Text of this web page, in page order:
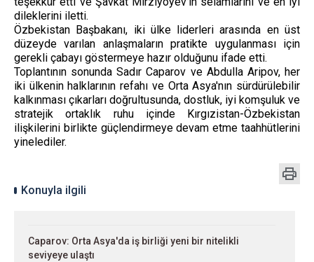
dileklerini iletti.
Özbekistan Başbakanı, iki ülke liderleri arasında en üst
düzeyde varılan anlaşmaların pratikte uygulanması için
gerekli çabayı göstermeye hazır olduğunu ifade etti.
Toplantının sonunda Sadır Caparov ve Abdulla Aripov, her
iki ülkenin halklarının refahı ve Orta Asya'nın sürdürülebilir
kalkınması çıkarları doğrultusunda, dostluk, iyi komşuluk ve
stratejik ortaklık ruhu içinde Kırgızistan-Özbekistan
ilişkilerini birlikte güçlendirmeye devam etme taahhütlerini
yinelediler.
Konuyla ilgili
Caparov: Orta Asya'da iş birliği yeni bir nitelikli
seviyeye ulaştı